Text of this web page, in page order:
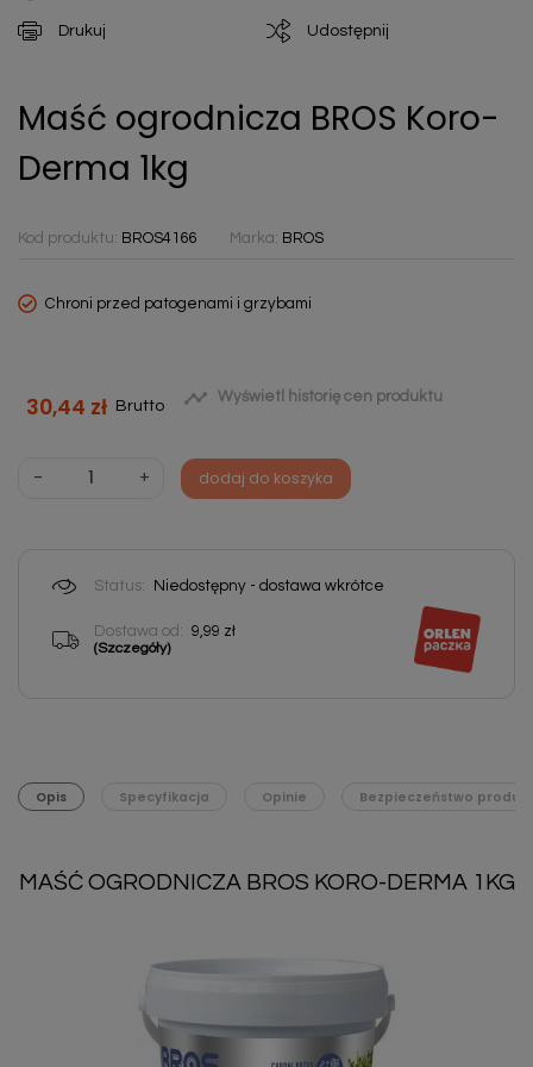
Drukuj Udostępnij
Maść ogrodnicza BROS Koro-
Derma 1kg
Kod produktu: BROS4166 Marka: BROS
Chroni przed patogenami i grzybami
30,44 zł Brutto  Wyświetl historię cen produktu
- + dodaj do koszyka
Status: Niedostępny - dostawa wkrótce
Dostawa od: 9,99 zł
(Szczegóły)
Opis Specyfikacja Opinie Bezpieczeństwo
MAŚĆ OGRODNICZA BROS KORO-DERMA 1KG